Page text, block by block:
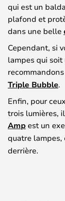
qui est un
plafond et
dans une belle
Cependant, si
lampes qui
Triple Bubble.
Enfin, pour
trois lumières,
Ampest un
quatre lampes,
derrière.